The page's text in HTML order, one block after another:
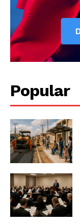
Popular